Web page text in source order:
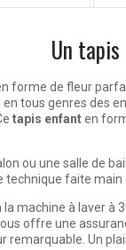
Un
forme de fleur
tous genres des
tapis enfanten
ou une salle de
faite
machine à laver à
offre une
Un